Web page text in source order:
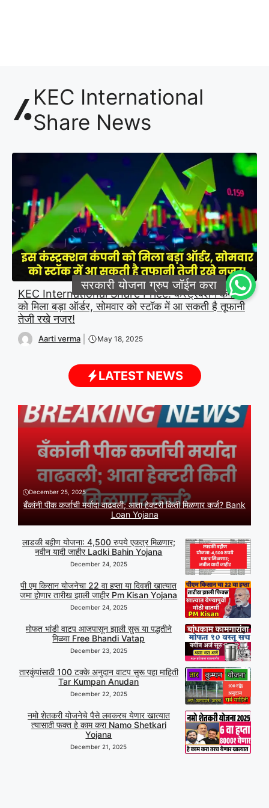
KEC International
Share News
KEC International Share Price: कंस्ट्रक्शन कंपनी
को मिला बड़ा ऑर्डर, सोमवार को स्टॉक में आ सकती है तूफानी
तेजी रखे नजर!
Aarti verma May 18, 2025
LATEST NEWS
December 25, 2025
बँकांनी पीक कर्जाची मर्यादा वाढवली; आता हेक्टरी किती मिळणार कर्ज? Bank
Loan Yojana
लाडकी बहीण योजना: 4,500 रुपये एकत्र मिळणार;
नवीन यादी जाहीर Ladki Bahin Yojana
December 24, 2025
पी एम किसान योजनेचा 22 वा हप्ता या दिवशी खात्यात
जमा होणार तारीख झाली जाहीर Pm Kisan Yojana
December 24, 2025
मोफत भांडी वाटप आजपासून झाली सुरू या पद्धतीने
मिळवा Free Bhandi Vatap
December 23, 2025
तारकुंपांसाठी 100 टक्के अनुदान वाटप सुरू पहा माहिती
Tar Kumpan Anudan
December 22, 2025
नमो शेतकरी योजनेचे पैसे लवकरच येणार खात्यात
त्यासाठी फक्त हे काम करा Namo Shetkari
Yojana
December 21, 2025